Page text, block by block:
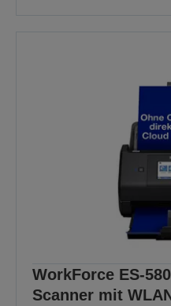
WorkForce ES-
Scanner mit